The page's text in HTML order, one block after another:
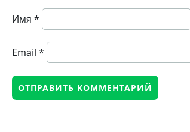
Имя *
Email *